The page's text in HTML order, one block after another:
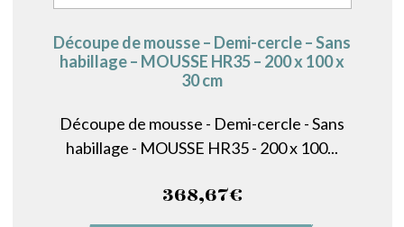
Découpe de mousse – Demi-cercle – Sans
habillage – MOUSSE HR35 – 200 x 100 x
30 cm
Découpe de mousse - Demi-cercle - Sans
habillage - MOUSSE HR35 - 200 x 100...
368,67€